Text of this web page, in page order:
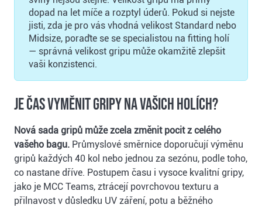
dopad na let míče a rozptyl úderů. Pokud si nejste
jisti, zda je pro vás vhodná velikost Standard nebo
Midsize, poraďte se se specialistou na fitting holí
— správná velikost gripu může okamžitě zlepšit
vaši konzistenci.
Je čas vyměnit gripy na vašich holích?
Nová sada gripů může zcela změnit pocit z celého
vašeho bagu. Průmyslové směrnice doporučují výměnu
gripů každých 40 kol nebo jednou za sezónu, podle toho,
co nastane dříve. Postupem času i vysoce kvalitní gripy,
jako je MCC Teams, ztrácejí povrchovou texturu a
přilnavost v důsledku UV záření, potu a běžného